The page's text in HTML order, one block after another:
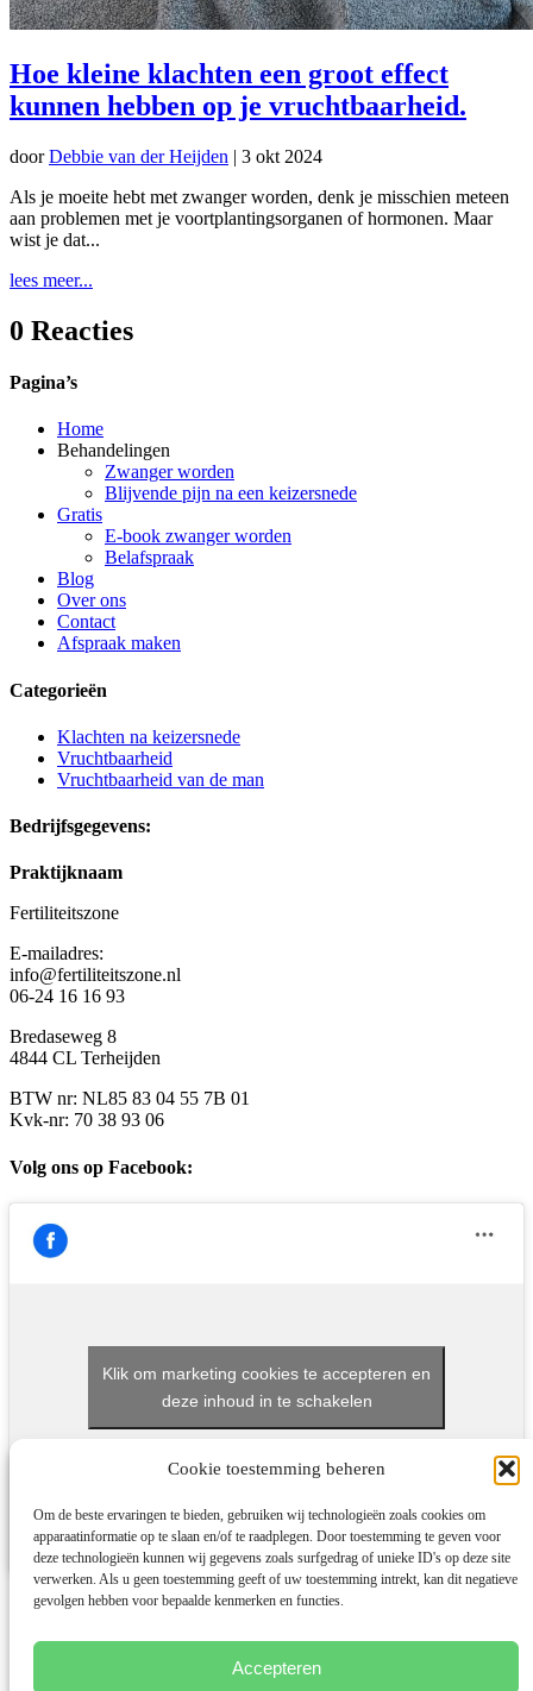
Cookie toestemming beheren
Om de beste ervaringen te bieden, gebruiken wij technologieën zoals cookies om
apparaatinformatie op te slaan en/of te raadplegen. Door toestemming te geven voor
deze technologieën kunnen wij gegevens zoals surfgedrag of unieke ID's op deze site
verwerken. Als u geen toestemming geeft of uw toestemming intrekt, kan dit negatieve
gevolgen hebben voor bepaalde kenmerken en functies.
Accepteren
Hoe kleine klachten een groot effect
kunnen hebben op je vruchtbaarheid.
doorDebbie van der Heijden | 3 okt 2024
Als je moeite hebt met zwanger worden, denk je misschien meteen
aan problemen met je voortplantingsorganen of hormonen. Maar
wist je dat...
lees meer...
0 Reacties
Pagina’s
Home
Behandelingen
Zwanger worden
Blijvende pijn na een keizersnede
Gratis
E-book zwanger worden
Belafspraak
Blog
Over ons
Contact
Afspraak maken
Categorieën
Klachten na keizersnede
Vruchtbaarheid
Vruchtbaarheid van de man
Bedrijfsgegevens:
Praktijknaam
Fertiliteitszone
E-mailadres:
info@fertiliteitszone.nl
06-24 16 16 93
Bredaseweg 8
4844 CL Terheijden
BTW nr: NL85 83 04 55 7B 01
Kvk-nr: 70 38 93 06
Volg ons op Facebook:
Klik om marketing cookies te accepteren en
deze inhoud in te schakelen
Algemene voorwaarden
Cookies